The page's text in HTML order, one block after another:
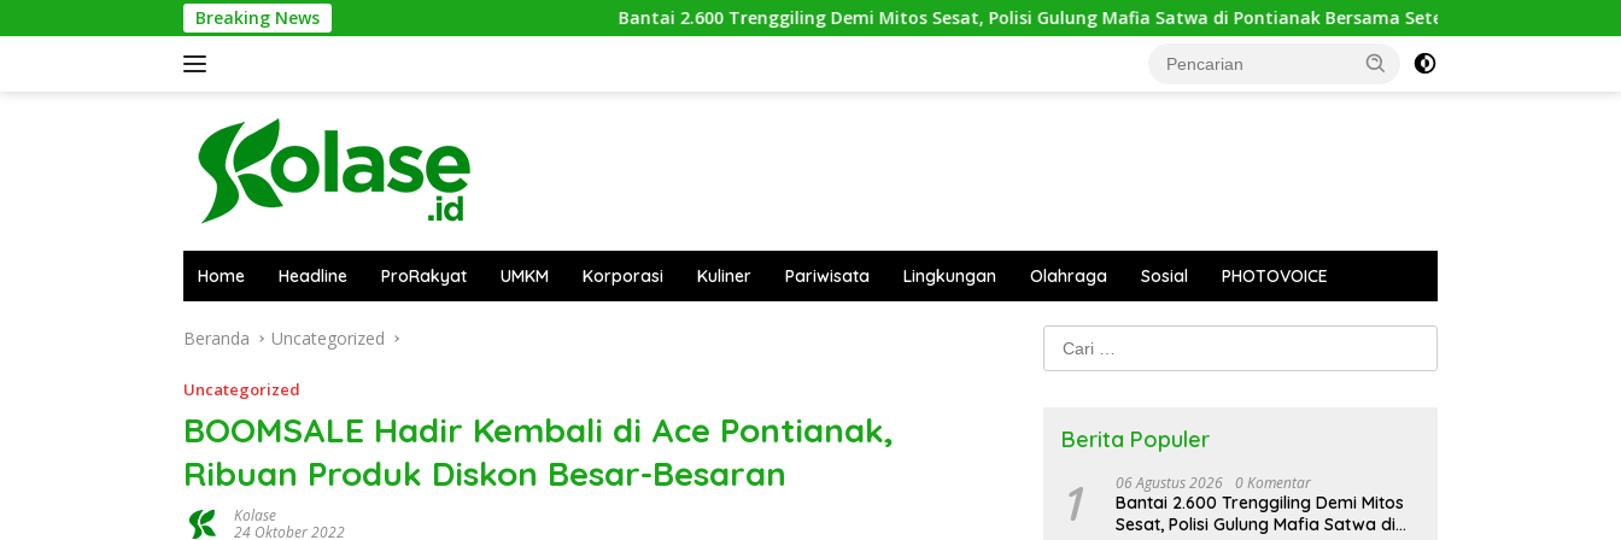
ke
Breaking News Bantai 2.600 Trenggiling Demi Mitos Sesat, Polisi Gulung Mafia Satwa di Pontianak Bersama Setengah Ton Sisik Haram
Home Headline ProRakyat UMKM Korporasi Kuliner Pariwisata Lingkungan Olahraga Sosial PHOTOVOICE
Beranda Uncategorized
Uncategorized
BOOMSALE Hadir Kembali di Ace Pontianak,
Ribuan Produk Diskon Besar-Besaran
Kolase
24 Oktober 2022
Cari
untuk:
Berita Populer
1 06 Agustus 2026 0 Komentar
Bantai 2.600 Trenggiling Demi Mitos
Sesat, Polisi Gulung Mafia Satwa di